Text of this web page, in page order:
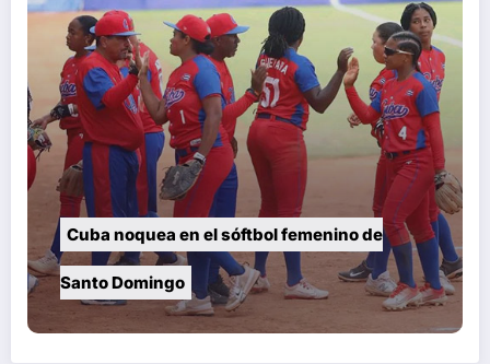
Cuba noquea en el sóftbol femenino de
Santo Domingo